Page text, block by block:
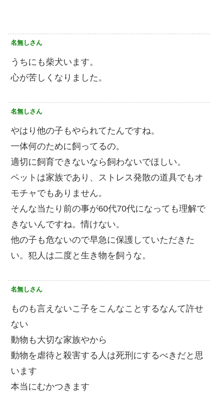
名無しさん
うちにも柴犬います。
心が苦しくなりました。
名無しさん
やはり他の子もやられてたんですね。
一体何のために飼ってるの。
適切に飼育できないなら飼わないでほしい。
ペットは家族であり、ストレス発散の道具でもオ
モチャでもありません。
そんな当たり前の事が60代70代になっても理解で
きないんですね。情けない。
他の子も危ないので早急に保護していただきた
い。犯人は二度と生き物を飼うな。
名無しさん
ものも言えないこ子をこんなことするなんて許せ
ない
動物も大切な家族やから
動物を虐待と殺害する人は死刑にするべきだと思
います
本当にむかつきます